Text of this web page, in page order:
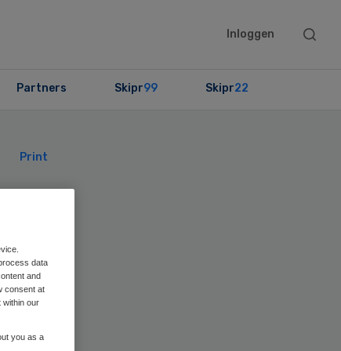
Inloggen
Search
Partners Skipr99 Skipr22
Print
data
and
consent at
within our
you as a